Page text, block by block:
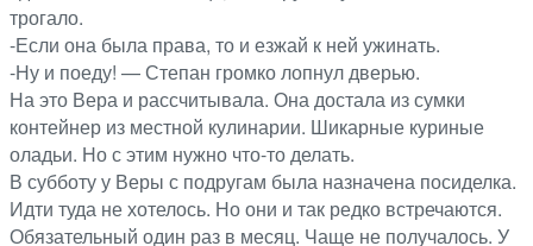
трогало.
-Если она была права, то и езжай к ней ужинать.
-Ну и поеду! — Степан громко лопнул дверью.
На это Вера и рассчитывала. Она достала из сумки
контейнер из местной кулинарии. Шикарные куриные
оладьи. Но с этим нужно что-то делать.
В субботу у Веры с подругам была назначена посиделка.
Идти туда не хотелось. Но они и так редко встречаются.
Обязательный один раз в месяц. Чаще не получалось. У